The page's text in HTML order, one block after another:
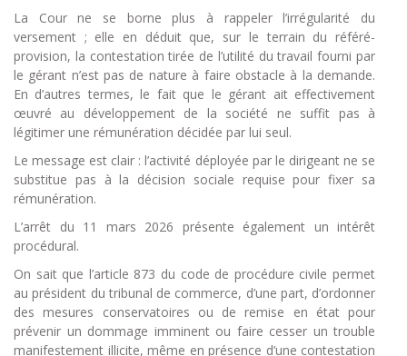
La Cour ne se borne plus à rappeler l’irrégularité du
versement ; elle en déduit que, sur le terrain du référé-
provision, la contestation tirée de l’utilité du travail fourni par
le gérant n’est pas de nature à faire obstacle à la demande.
En d’autres termes, le fait que le gérant ait effectivement
œuvré au développement de la société ne suffit pas à
légitimer une rémunération décidée par lui seul.
Le message est clair : l’activité déployée par le dirigeant ne se
substitue pas à la décision sociale requise pour fixer sa
rémunération.
L’arrêt du 11 mars 2026 présente également un intérêt
procédural.
On sait que l’article 873 du code de procédure civile permet
au président du tribunal de commerce, d’une part, d’ordonner
des mesures conservatoires ou de remise en état pour
prévenir un dommage imminent ou faire cesser un trouble
manifestement illicite, même en présence d’une contestation